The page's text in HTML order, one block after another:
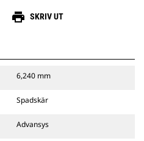
print SKRIV UT
6,240 mm
Spadskär
Advansys